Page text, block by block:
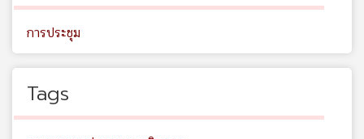
การประชุม
Tags